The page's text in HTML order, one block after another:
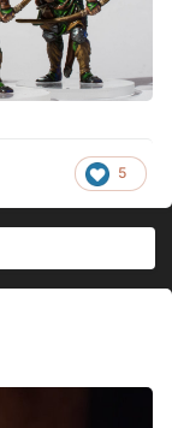
5